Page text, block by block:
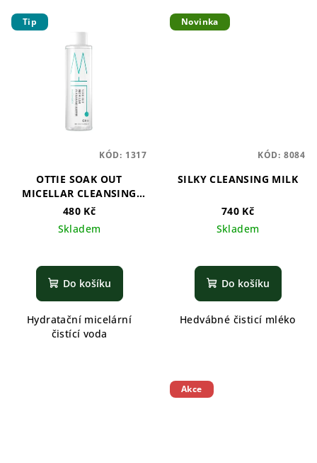
Tip
OTTIE SOAK OUT
MICELLAR CLEANSING
WATER - 300ml
480 Kč
Skladem
Do košíku
Hydratační micelární
čistící voda
KÓD: 1317
Novinka
SILKY CLEANSING MILK
740 Kč
Skladem
Do košíku
Hedvábné čisticí mléko
KÓD: 8084
Akce